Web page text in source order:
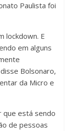
Paulista foi
lockdown. E
em alguns
Bolsonaro,
da Micro e
que está sendo
de pessoas